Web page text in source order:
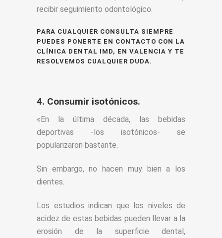
recibir seguimiento odontológico.
PARA CUALQUIER CONSULTA SIEMPRE
PUEDES PONERTE EN CONTACTO CON LA
CLÍNICA DENTAL IMD, EN VALENCIA Y TE
RESOLVEMOS CUALQUIER DUDA.
4. Consumir isotónicos.
«En la última década, las bebidas
deportivas -los isotónicos- se
popularizaron bastante.
Sin embargo, no hacen muy bien a los
dientes.
Los estudios indican que los niveles de
acidez de estas bebidas pueden llevar a la
erosión de la superficie dental,